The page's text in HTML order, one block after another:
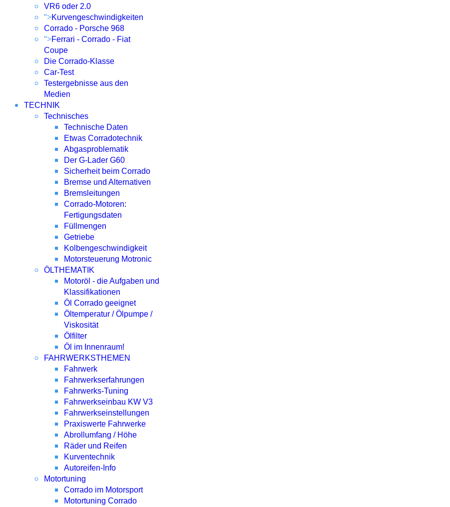
VR6 oder 2.0
">Kurvengeschwindigkeiten
Corrado - Porsche 968
">Ferrari - Corrado - Fiat
Coupe
Die Corrado-Klasse
Car-Test
Testergebnisse aus den
Medien
TECHNIK
Technisches
Technische Daten
Etwas Corradotechnik
Abgasproblematik
Der G-Lader G60
Sicherheit beim Corrado
Bremse und Alternativen
Bremsleitungen
Corrado-Motoren:
Fertigungsdaten
Füllmengen
Getriebe
Kolbengeschwindigkeit
Motorsteuerung Motronic
ÖLTHEMATIK
Motoröl - die Aufgaben und
Klassifikationen
Öl Corrado geeignet
Öltemperatur / Ölpumpe /
Viskosität
Ölfilter
Öl im Innenraum!
FAHRWERKSTHEMEN
Fahrwerk
Fahrwerkserfahrungen
Fahrwerks-Tuning
Fahrwerkseinbau KW V3
Fahrwerkseinstellungen
Praxiswerte Fahrwerke
Abrollumfang / Höhe
Räder und Reifen
Kurventechnik
Autoreifen-Info
Motortuning
Corrado im Motorsport
Motortuning Corrado